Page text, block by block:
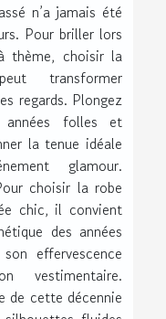
n’a jamais été
Pour briller lors
thème, choisir la
transformer
regards. Plongez
folles et
la tenue idéale
glamour.
choisir la robe
chic, il convient
des années
effervescence
vestimentaire.
de cette décennie